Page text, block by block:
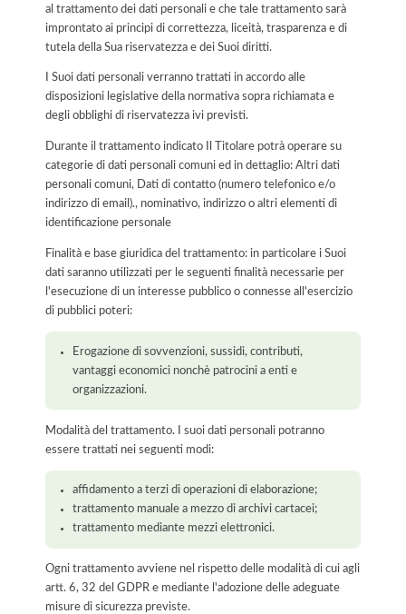
al trattamento dei dati personali e che tale trattamento sarà
improntato ai principi di correttezza, liceità, trasparenza e di
tutela della Sua riservatezza e dei Suoi diritti.
I Suoi dati personali verranno trattati in accordo alle
disposizioni legislative della normativa sopra richiamata e
degli obblighi di riservatezza ivi previsti.
Durante il trattamento indicato Il Titolare potrà operare su
categorie di dati personali comuni ed in dettaglio: Altri dati
personali comuni, Dati di contatto (numero telefonico e/o
indirizzo di email)., nominativo, indirizzo o altri elementi di
identificazione personale
Finalità e base giuridica del trattamento: in particolare i Suoi
dati saranno utilizzati per le seguenti finalità necessarie per
l'esecuzione di un interesse pubblico o connesse all'esercizio
di pubblici poteri:
Erogazione di sovvenzioni, sussidi, contributi,
vantaggi economici nonchè patrocini a enti e
organizzazioni.
Modalità del trattamento. I suoi dati personali potranno
essere trattati nei seguenti modi:
affidamento a terzi di operazioni di elaborazione;
trattamento manuale a mezzo di archivi cartacei;
trattamento mediante mezzi elettronici.
Ogni trattamento avviene nel rispetto delle modalità di cui agli
artt. 6, 32 del GDPR e mediante l'adozione delle adeguate
misure di sicurezza previste.